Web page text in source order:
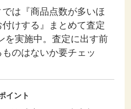
は『商品点数が多いほ
けする』まとめて査定
を実施中。査定に出す前
のはないか要チェッ
イント